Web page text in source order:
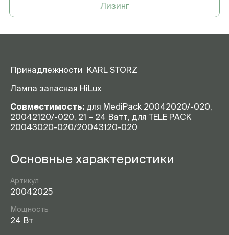
Лизинг
Принадлежности KARL STORZ
Лампа запасная HiLux
Совместимость: для MediPack 20042020/-020,
20042120/-020, 21 – 24 Ватт, для TELE PACK
20043020-020/20043120-020
Основные характеристики
Артикул
20042025
Мощность
24 Вт